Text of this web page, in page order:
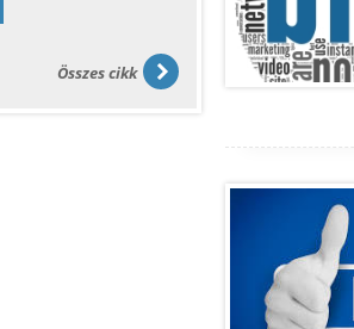
Összes cikk